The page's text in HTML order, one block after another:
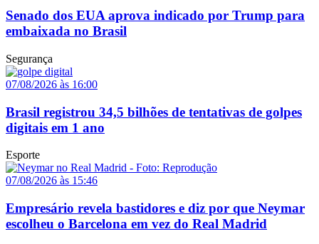
Senado dos EUA aprova indicado por Trump para
embaixada no Brasil
Segurança
07/08/2026 às 16:00
Brasil registrou 34,5 bilhões de tentativas de golpes
digitais em 1 ano
Esporte
07/08/2026 às 15:46
Empresário revela bastidores e diz por que Neymar
escolheu o Barcelona em vez do Real Madrid